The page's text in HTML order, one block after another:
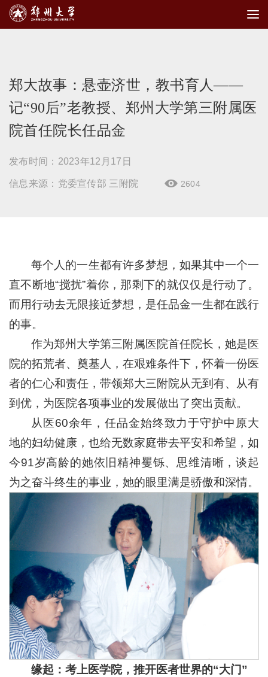
郑大故事：悬壶济世，教书育人——
记“90后”老教授、郑州大学第三附属医
院首任院长任品金
发布时间：2023年12月17日
信息来源：党委宣传部 三附院  2604
每个人的一生都有许多梦想，如果其中一个一
直不断地“搅扰”着你，那剩下的就仅仅是行动了。
而用行动去无限接近梦想，是任品金一生都在践行
的事。
作为郑州大学第三附属医院首任院长，她是医
院的拓荒者、奠基人，在艰难条件下，怀着一份医
者的仁心和责任，带领郑大三附院从无到有、从有
到优，为医院各项事业的发展做出了突出贡献。
从医60余年，任品金始终致力于守护中原大
地的妇幼健康，也给无数家庭带去平安和希望，如
今91岁高龄的她依旧精神矍铄、思维清晰，谈起
为之奋斗终生的事业，她的眼里满是骄傲和深情。
缘起：考上医学院，推开医者世界的“大门”